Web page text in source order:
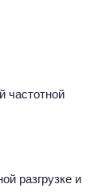
частотной
разгрузке и